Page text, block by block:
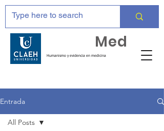
Humanismo y evidencia en medicina
Med
Entrada
All Posts